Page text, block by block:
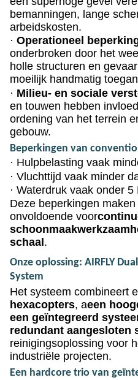
bemanningen, lange
arbeidskosten.
· Operationeel
onderbroken door het
holle structuren en
moeilijk handmatig
· Milieu- en sociale
en touwen hebben
ordening van het terrein
gebouw.
Beperkingen van
· Hulpbelasting vaak
· Vluchttijd vaak minder
· Waterdruk vaak onder 5
Deze beperkingen
onvoldoende voor
schaal .
Onze oplossing: AIRFLY
System
Het systeem combineert
hexacopters, aeen
een geïntegreerd
redundant aangesloten
reinigingsoplossing voor
industriële projecten.
Een hardcore trio van